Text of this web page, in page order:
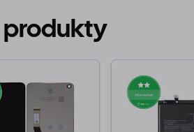
produkty